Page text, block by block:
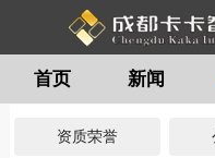
首页 新闻
留言资质荣誉